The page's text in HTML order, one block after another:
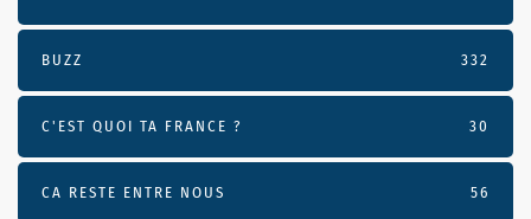
BUZZ 332
C'EST QUOI TA FRANCE ? 30
CA RESTE ENTRE NOUS 56